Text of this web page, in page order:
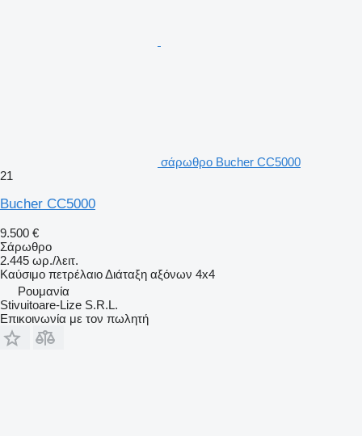
σάρωθρο Bucher CC5000
21
Bucher CC5000
9.500 €
Σάρωθρο
2.445 ωρ./λειτ.
Καύσιμο πετρέλαιοΔιάταξη αξόνων 4x4
Ρουμανία
Stivuitoare-Lize S.R.L.
Επικοινωνία με τον πωλητή